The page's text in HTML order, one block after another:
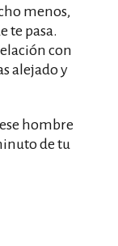
menos,
te pasa.
con
alejado y
hombre
de tu